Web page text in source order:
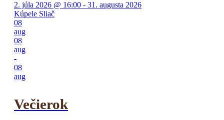
2. júla 2026 @ 16:00 - 31. augusta 2026
Kúpele Sliač
08
aug
08
aug
-
08
aug
Večierok